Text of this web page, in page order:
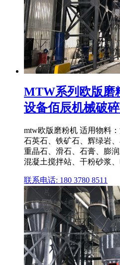
MTW系列欧版磨
设备佰辰机械破
mtw欧版磨粉机 适用物料
石英石、铁矿石、辉绿岩
重晶石、滑石、石膏、膨
混凝土搅拌站、干粉砂浆
联系电话: 180 3780 8511